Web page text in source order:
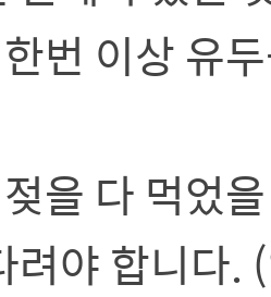
번 이상 유
을 다 먹었
려야 합니다.